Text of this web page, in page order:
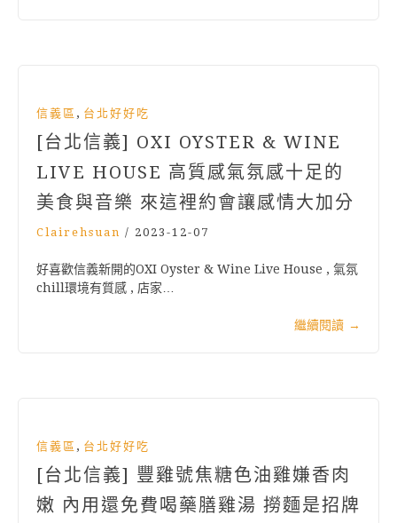
信義區 , 台北好好吃
[台北信義] OXI OYSTER & WINE
LIVE HOUSE 高質感氣氛感十足的
美食與音樂 來這裡約會讓感情大加分
Clairehsuan / 2023-12-07
好喜歡信義新開的OXI Oyster & Wine Live House , 氣氛
chill環境有質感 , 店家…
繼續閱讀 →
信義區 , 台北好好吃
[台北信義] 豐雞號焦糖色油雞嫌香肉
嫩 內用還免費喝藥膳雞湯 撈麵是招牌